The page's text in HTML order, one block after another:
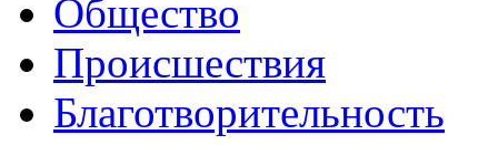
Общество
Происшествия
Благотворительность